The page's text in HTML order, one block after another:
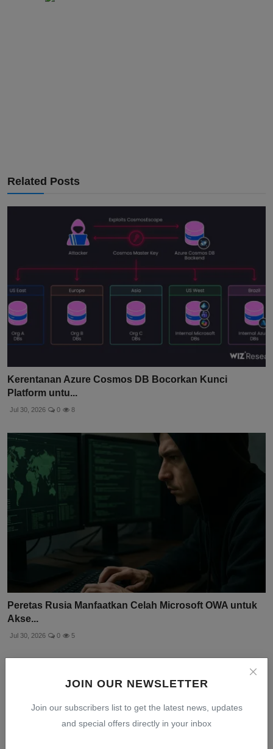
JOIN OUR NEWSLETTER
Join our subscribers list to get the latest news, updates
and special offers directly in your inbox
Related Posts
Kerentanan Azure Cosmos DB Bocorkan Kunci
Platform untu...
Jul 30, 2026 0 8
Peretas Rusia Manfaatkan Celah Microsoft OWA untuk
Akse...
Jul 30, 2026 0 5